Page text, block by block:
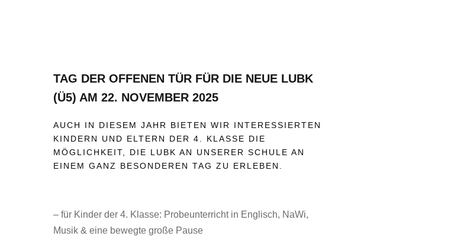
TAG DER OFFENEN TÜR FÜR DIE NEUE LUBK
(Ü5) AM 22. NOVEMBER 2025
AUCH IN DIESEM JAHR BIETEN WIR INTERESSIERTEN
KINDERN UND ELTERN DER 4. KLASSE DIE
MÖGLICHKEIT, DIE LUBK AN UNSERER SCHULE AN
EINEM GANZ BESONDEREN TAG ZU ERLEBEN.
– für Kinder der 4. Klasse: Probeunterricht in Englisch, NaWi,
Musik & eine bewegte große Pause